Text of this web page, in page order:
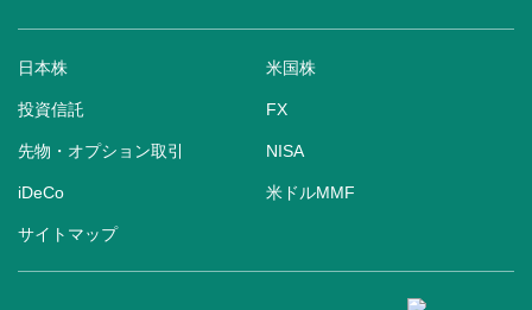
日本株 米国株
投資信託 FX
先物・オプション取引 NISA
iDeCo 米ドルMMF
サイトマップ